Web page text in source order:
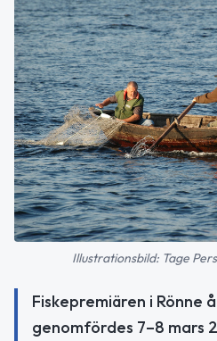
Illustrationsbild: Tage
Fiskepremiären i Rönne
genomfördes 7–8 mars